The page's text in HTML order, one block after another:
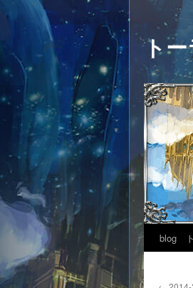
ト
blog